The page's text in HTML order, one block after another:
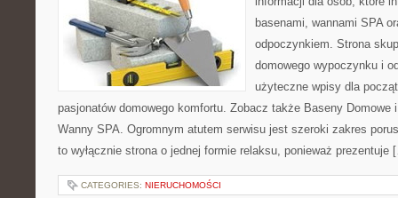
basenami, wannami SPA
odpoczynkiem. Strona
domowego wypoczynku i
użyteczne wpisy dla
pasjonatów domowego komfortu. Zobacz także Baseny Domowe
Wanny SPA. Ogromnym atutem serwisu jest szeroki zakres
to wyłącznie strona o jednej formie relaksu, ponieważ prezentuje
CATEGORIES: NIERUCHOMOŚCI